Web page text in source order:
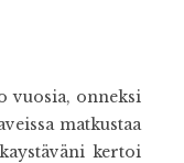
vuosia, onneksi
matkustaa
kertoi